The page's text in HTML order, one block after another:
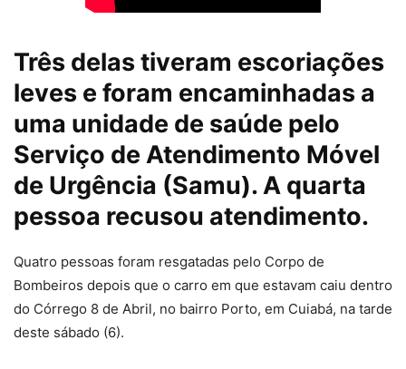
Três delas tiveram escoriações
leves e foram encaminhadas a
uma unidade de saúde pelo
Serviço de Atendimento Móvel
de Urgência (Samu). A quarta
pessoa recusou atendimento.
Quatro pessoas foram resgatadas pelo Corpo de
Bombeiros depois que o carro em que estavam caiu dentro
do Córrego 8 de Abril, no bairro Porto, em Cuiabá, na tarde
deste sábado (6).